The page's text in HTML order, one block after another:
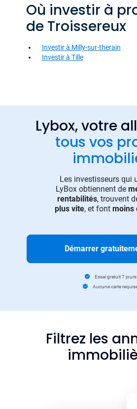
Où investir à
de Troissereux
Investir à Milly-sur-therain
Investir à Tille
Lybox, votre
tous vos
Les investisseurs qui
LyBox obtiennent de
rentabilités, trouvent
plus vite, et font moins
Démarrer
Essai gratuit 7 jours
Aucune carte
Filtrez les